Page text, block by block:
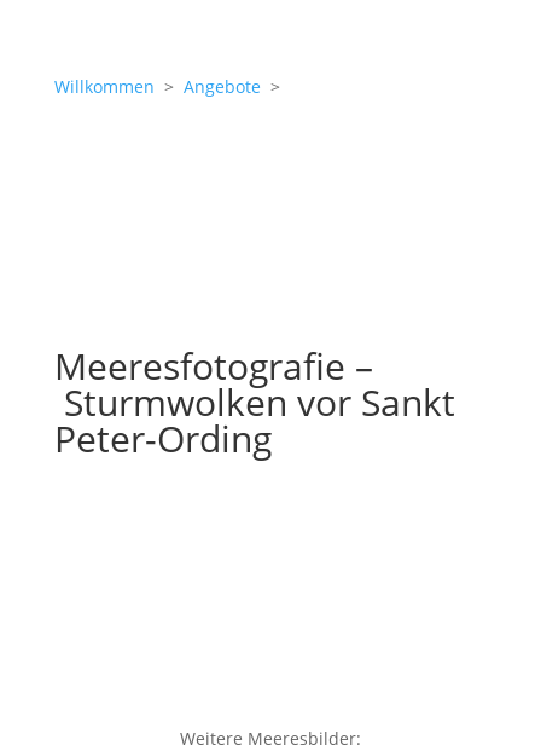
Willkommen > Angebote >
Meeresfotografie –
Sturmwolken vor Sankt
Peter-Ording
Weitere Meeresbilder: